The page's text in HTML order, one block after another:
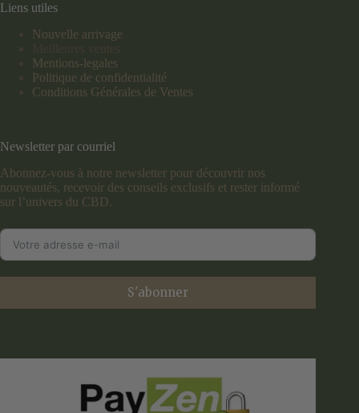
Liens utiles
Nouvelle arrivage
Mentions-legales
Politique de confidentialité
Conditions Générales de Ventes
Newsletter par courriel
Abonnez-vous à notre newsletter pour découvrir nos
nouveautés, recevoir des conseils exclusifs et rester informé
sur l’univers du CBD.
S'abonner